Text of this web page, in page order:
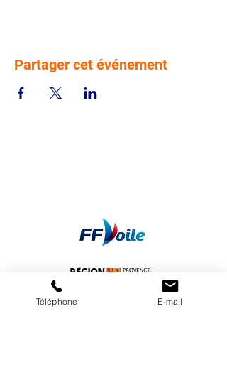
Partager cet événement
Téléphone E-mail